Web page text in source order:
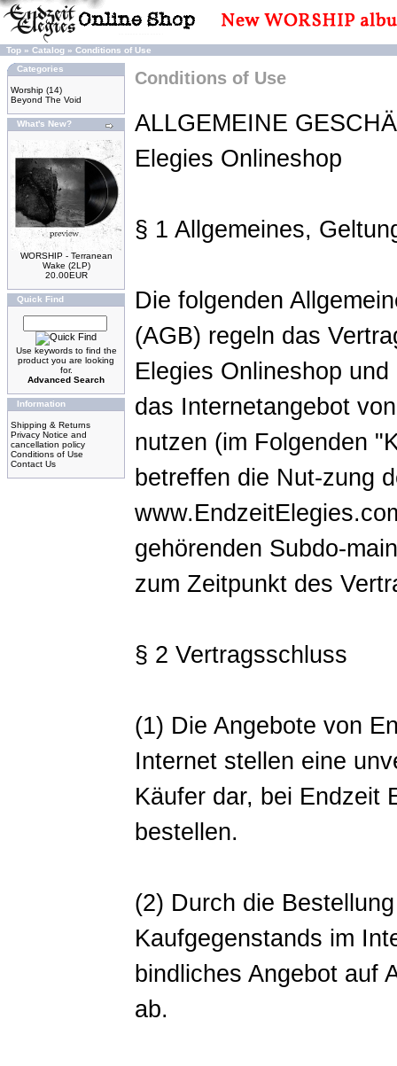
Top » Catalog » Conditions of Use
Categories
Worship (14)
Beyond The Void
What's New?
WORSHIP - Terranean
Wake (2LP)
20.00EUR
Quick Find
Use keywords to find the
product you are looking
for.
Advanced Search
Information
Shipping & Returns
Privacy Notice and
cancellation policy
Conditions of Use
Contact Us
Conditions of Use
ALLGEMEINE
Elegies Onlineshop
§ 1 Allgemeines,
Die folgenden
(AGB) regeln das
Elegies Onlineshop
das Internetangebot
nutzen (im Folgenden
betreffen die Nut-zung
gehörenden Subdo-
zum Zeitpunkt des
§ 2 Vertragsschluss
(1) Die Angebote von
Internet stellen eine
Käufer dar, bei Endzeit
bestellen.
(2) Durch die
Kaufgegenstands im
bindliches Angebot auf
ab.